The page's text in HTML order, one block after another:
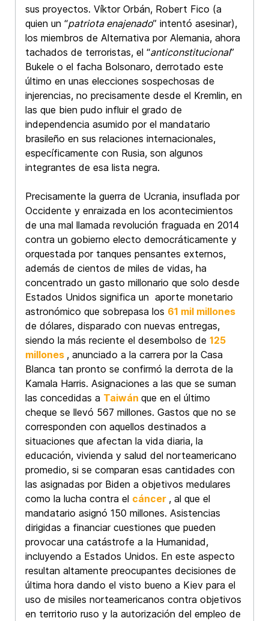
sus proyectos. Víktor Orbán, Robert Fico (a
quien un “patriota enajenado” intentó asesinar),
los miembros de Alternativa por Alemania, ahora
tachados de terroristas, el “anticonstitucional”
Bukele o el facha Bolsonaro, derrotado este
último en unas elecciones sospechosas de
injerencias, no precisamente desde el Kremlin, en
las que bien pudo influir el grado de
independencia asumido por el mandatario
brasileño en sus relaciones internacionales,
específicamente con Rusia, son algunos
integrantes de esa lista negra.
Precisamente la guerra de Ucrania, insuflada por
Occidente y enraizada en los acontecimientos
de una mal llamada revolución fraguada en 2014
contra un gobierno electo democráticamente y
orquestada por tanques pensantes externos,
además de cientos de miles de vidas, ha
concentrado un gasto millonario que solo desde
Estados Unidos significa un aporte monetario
astronómico que sobrepasa los 61 mil millones
de dólares, disparado con nuevas entregas,
siendo la más reciente el desembolso de 125
millones , anunciado a la carrera por la Casa
Blanca tan pronto se confirmó la derrota de la
Kamala Harris. Asignaciones a las que se suman
las concedidas a Taiwán que en el último
cheque se llevó 567 millones. Gastos que no se
corresponden con aquellos destinados a
situaciones que afectan la vida diaria, la
educación, vivienda y salud del norteamericano
promedio, si se comparan esas cantidades con
las asignadas por Biden a objetivos medulares
como la lucha contra el cáncer , al que el
mandatario asignó 150 millones. Asistencias
dirigidas a financiar cuestiones que pueden
provocar una catástrofe a la Humanidad,
incluyendo a Estados Unidos. En este aspecto
resultan altamente preocupantes decisiones de
última hora dando el visto bueno a Kiev para el
uso de misiles norteamericanos contra objetivos
en territorio ruso y la autorización del empleo de